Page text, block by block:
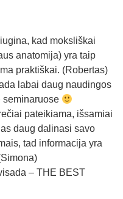
kad moksliškai
anatomija) yra taip
praktiškai. (Robertas)
labai daug naudingos
seminaruose
pateikiama, išsamiai
daug dalinasi savo
tad informacija yra
– THE BEST